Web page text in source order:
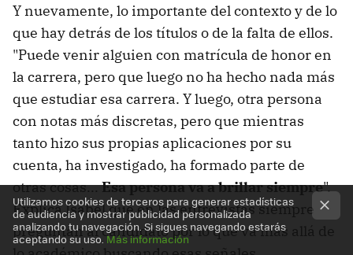
Y nuevamente, lo importante del contexto y de lo
que hay detrás de los títulos o de la falta de ellos.
"Puede venir alguien con matrícula de honor en
la carrera, pero que luego no ha hecho nada más
que estudiar esa carrera. Y luego, otra persona
con notas más discretas, pero que mientras
tanto hizo sus propias aplicaciones por su
cuenta, ha investigado, ha formado parte de
otras cosas...Esa persona va a brillar siempre".
Explica Isabel que en las entrevistas siempre
preguntan al candidato por lo que va más allá de
Utilizamos cookies de terceros para generar estadísticas
de audiencia y mostrar publicidad personalizada
analizando tu navegación. Si sigues navegando estarás
aceptando su uso. Más información